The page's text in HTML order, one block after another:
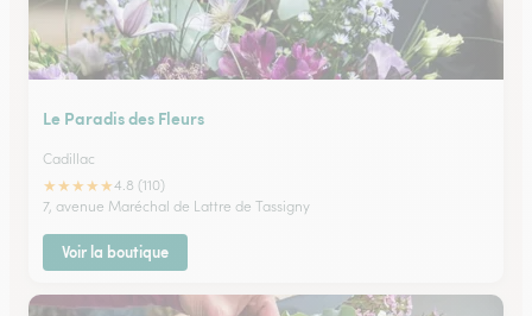
Le Paradis des Fleurs
Cadillac
★★★★★4.8 (110)
7, avenue Maréchal de Lattre de Tassigny
Voir la boutique